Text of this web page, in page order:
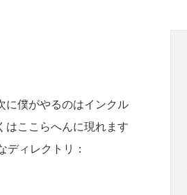
僕がやるのはインクル
はここらへんに現れます
ィレクトリ：